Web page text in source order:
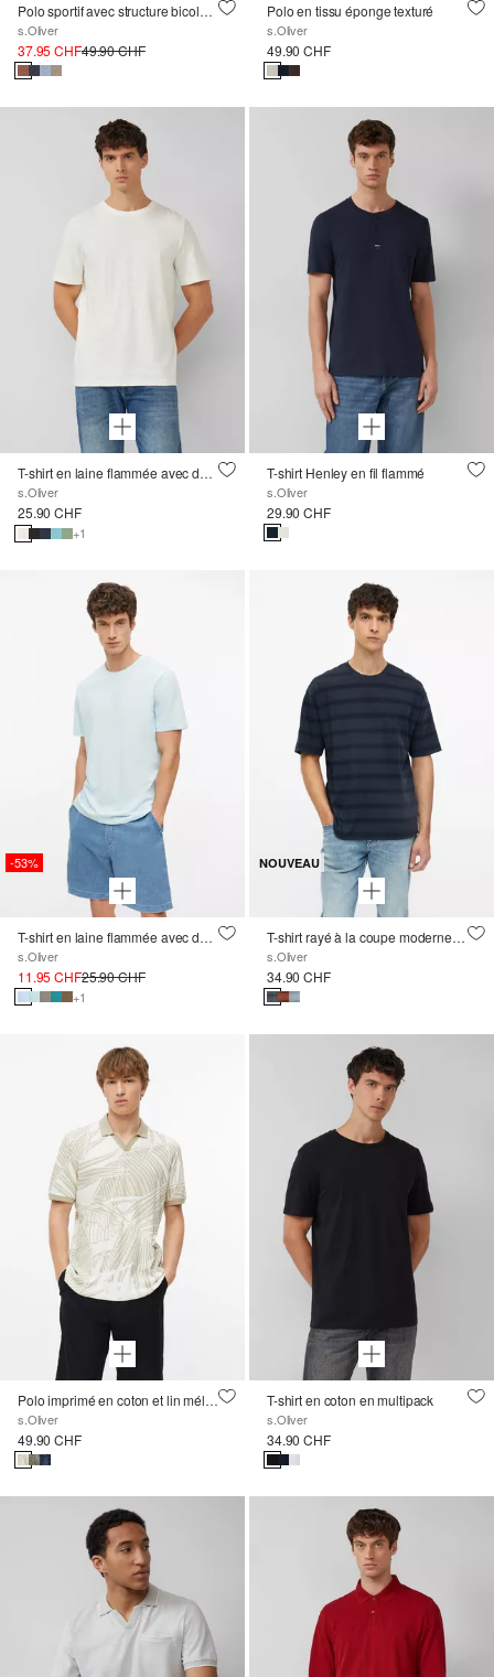
Polo sportif avec structure bicolore et poche de poitrine
s.Oliver
37.95 CHF49.90 CHF
Polo en tissu éponge texturé
s.Oliver
49.90 CHF
T-shirt en laine flammée avec détail du logo
s.Oliver
25.90 CHF
+1
T-shirt Henley en fil flammé
s.Oliver
29.90 CHF
-53%
T-shirt en laine flammée avec détail du logo
s.Oliver
11.95 CHF25.90 CHF
+1
NOUVEAU
T-shirt rayé à la coupe moderne, teint en pièce
s.Oliver
34.90 CHF
Polo imprimé en coton et lin mélangés
s.Oliver
49.90 CHF
T-shirt en coton en multipack
s.Oliver
34.90 CHF